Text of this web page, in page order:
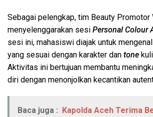
Sebagai pelengkap, tim Beauty Promotor
menyelenggarakan sesi Personal Colour
sesi ini, mahasiswi diajak untuk
yang sesuai dengan karakter dan tone
Aktivitas ini bertujuan membantu
diri dengan menonjolkan kecantikan
Baca juga : Kapolda Aceh Terima